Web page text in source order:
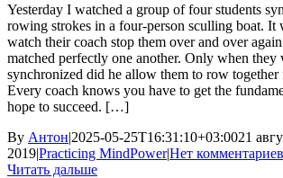
Yesterday I watched a group of four students
rowing strokes in a four-person sculling boat. It
watch their coach stop them over and over
matched perfectly one another. Only when they
synchronized did he allow them to row together
Every coach knows you have to get the
hope to succeed. […]
By Антон|2025-05-25T16:31:10+03:0021
2019|Practicing MindPower|Нет комментариев
Читать дальше